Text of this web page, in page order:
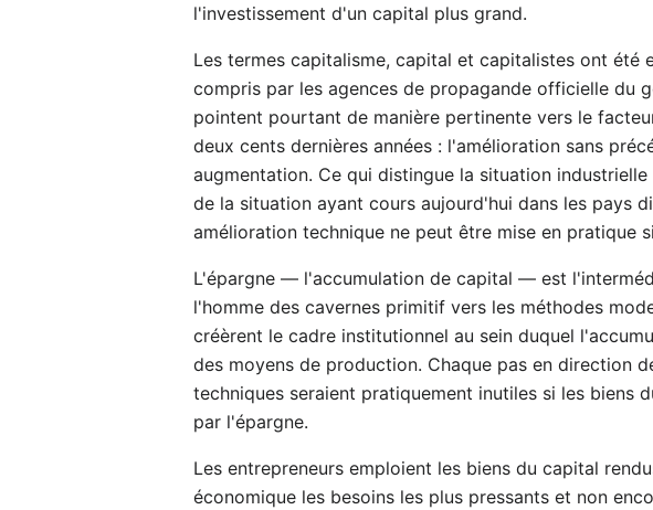
l'investissement d'un capital plus grand.
Les termes capitalisme, capital et capitalistes ont
compris par les agences de propagande officielle du
pointent pourtant de manière pertinente vers le
deux cents dernières années : l'amélioration sans
augmentation. Ce qui distingue la situation
de la situation ayant cours aujourd'hui dans les pays
amélioration technique ne peut être mise en pratique
L'épargne — l'accumulation de capital — est
l'homme des cavernes primitif vers les méthodes
créèrent le cadre institutionnel au sein duquel
des moyens de production. Chaque pas en direction
techniques seraient pratiquement inutiles si les biens
par l'épargne.
Les entrepreneurs emploient les biens du capital
économique les besoins les plus pressants et non